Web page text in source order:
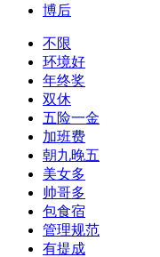
博后
不限
环境好
年终奖
双休
五险一金
加班费
朝九晚五
美女多
帅哥多
包食宿
管理规范
有提成